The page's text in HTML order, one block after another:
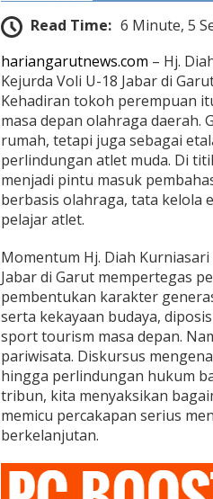
b
r
Read Time: 6 Minute, 5
hariangarutnews.com – Hj.
Kejurda Voli U-18 Jabar di
Kehadiran tokoh perempuan
masa depan olahraga daerah.
rumah, tetapi juga sebagai
perlindungan atlet muda. Di
menjadi pintu masuk
berbasis olahraga, tata kelola
pelajar atlet.
Momentum Hj. Diah
Jabar di Garut mempertegas
pembentukan karakter
serta kekayaan budaya,
sport tourism masa depan.
pariwisata. Diskursus
hingga perlindungan hukum
tribun, kita menyaksikan
memicu percakapan serius
berkelanjutan.